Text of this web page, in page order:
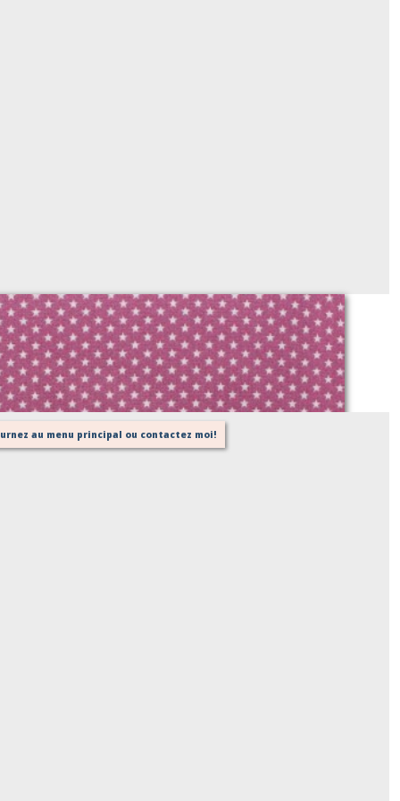
379 prune
Sur demande
au menu principal ou contactez moi!